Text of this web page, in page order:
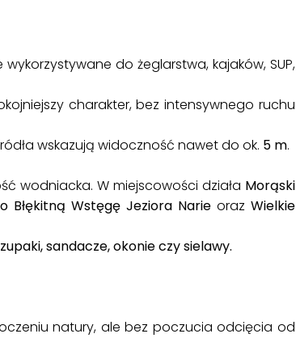
do żeglarstwa, kajaków, SUP,
charakter, bez intensywnego ruchu
wskazują widoczność nawet do ok. 5 m.
wodniacka. W miejscowości działa Morąski
Błękitną Wstęgę Jeziora Narieoraz Wielkie
sandacze, okonie czy sielawy.
natury, ale bez poczucia odcięcia od